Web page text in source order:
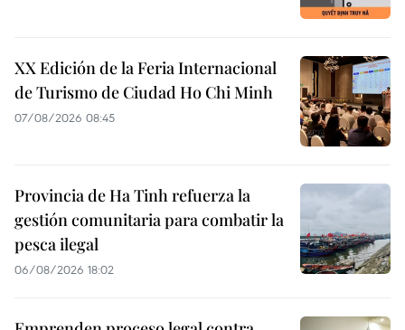
XX Edición de la Feria Internacional
de Turismo de Ciudad Ho Chi Minh
07/08/2026 08:45
Provincia de Ha Tinh refuerza la
gestión comunitaria para combatir la
pesca ilegal
06/08/2026 18:02